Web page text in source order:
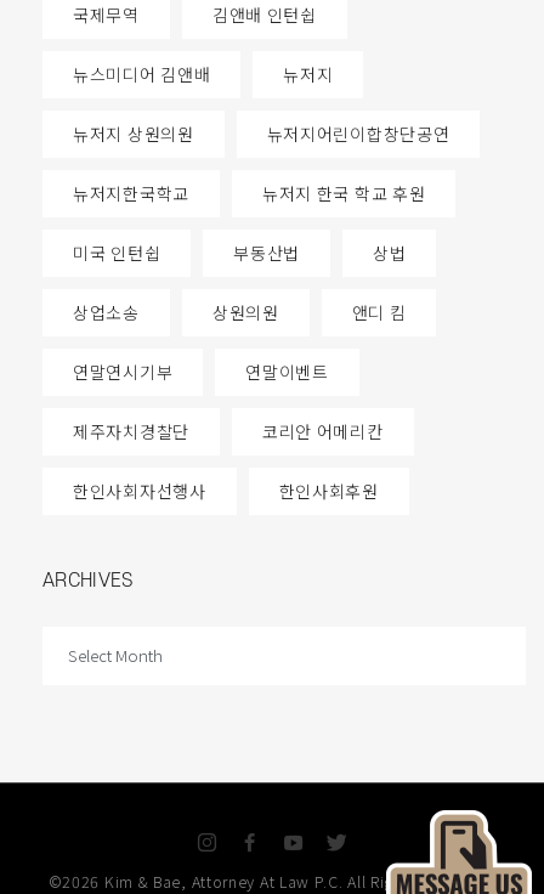
국제무역 김앤배 인턴쉽
뉴스미디어 김앤배 뉴저지
뉴저지 상원의원 뉴저지어린이합창단공연
뉴저지한국학교 뉴저지 한국 학교 후원
미국 인턴쉽 부동산법 상법
상업소송 상원의원 앤디 킴
연말연시기부 연말이벤트
제주자치경찰단 코리안 어메리칸
한인사회자선행사 한인사회후원
ARCHIVES
n
a
o
w
©2026 Kim & Bae, Attorney At Law P.C. All Rights Reserved.